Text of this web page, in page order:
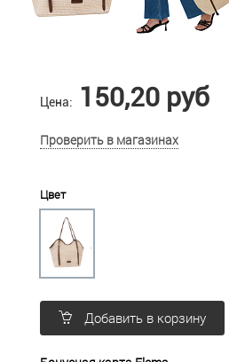
Цена: 150,20 руб
Проверить в магазинах
Цвет
Добавить в корзину